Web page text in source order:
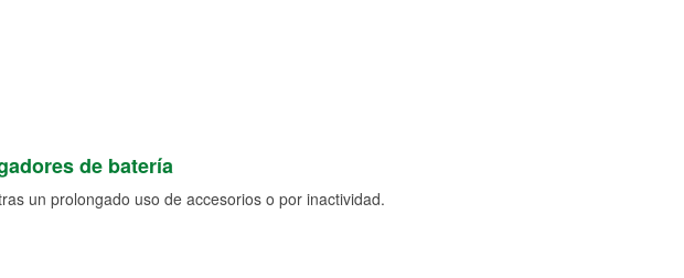
de batería
un prolongado uso de accesorios o por inactividad.